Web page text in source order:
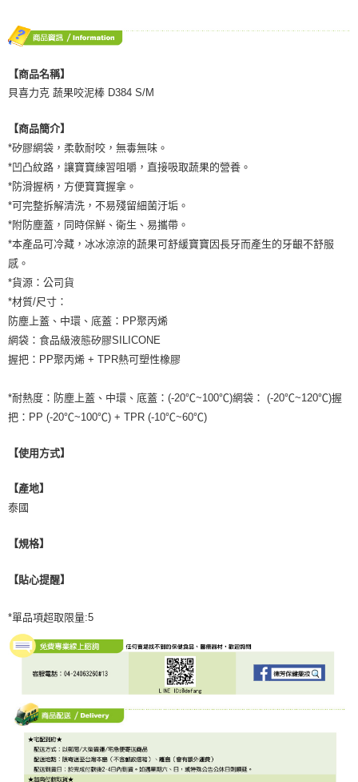
【注意事項】
１．透過由恩沛科技股份有限公司提供之「AFTEE先享後付」服務完成之交
權轉讓予恩沛科技股份有限公司。
２．關於個人資料處理事宜，請瀏覽以下網址：
３．未成年的使用者請事先徵得法定代理人或監護人之同意方可使用
「AFTEE先享後付」，若未經同意申辦者引起之損失，本公司不負相關責
任。
４．使用「AFTEE先享後付」時，將依據個別帳號之用戶狀況，依本公司即
時審查核予不同之上限額度；若仍有額度不足之情形，本公司將視審查結果
請求用戶進行身份認證。
５．嚴禁一人註冊多個帳號或使用他人資訊註冊。若發現惡意使用之情形，
恩沛科技股份有限公司將有權停止該用戶之使用額度並採取法律行動。
【商品名稱】
貝喜力克 蔬果咬泥棒 D384 S/M
【商品簡介】
*矽膠網袋，柔軟耐咬，無毒無味。
*凹凸紋路，讓寶寶練習咀嚼，直接吸取蔬果的營養。
*防滑握柄，方便寶寶握拿。
*可完整拆解清洗，不易殘留細菌汙垢。
*附防塵蓋，同時保鮮、衛生、易攜帶。
*本產品可冷藏，冰冰涼涼的蔬果可舒緩寶寶因長牙而產生的牙齦不舒服
感。
*貨源：公司貨
*材質/尺寸：
防塵上蓋、中環、底蓋：PP聚丙烯
網袋：食品級液態矽膠SILICONE
握把：PP聚丙烯 + TPR熱可塑性橡膠
*耐熱度：防塵上蓋、中環、底蓋：(-20℃~100℃)網袋： (-20℃~120℃)握
把：PP (-20℃~100℃) + TPR (-10℃~60℃)
【使用方式】
【產地】
泰國
【規格】
【貼心提醒】
*單品項超取限量:5